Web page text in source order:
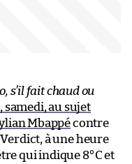
s’il fait chaud ou
samedi, au sujet
Mbappécontre
à une heure
qui indique 8°C et